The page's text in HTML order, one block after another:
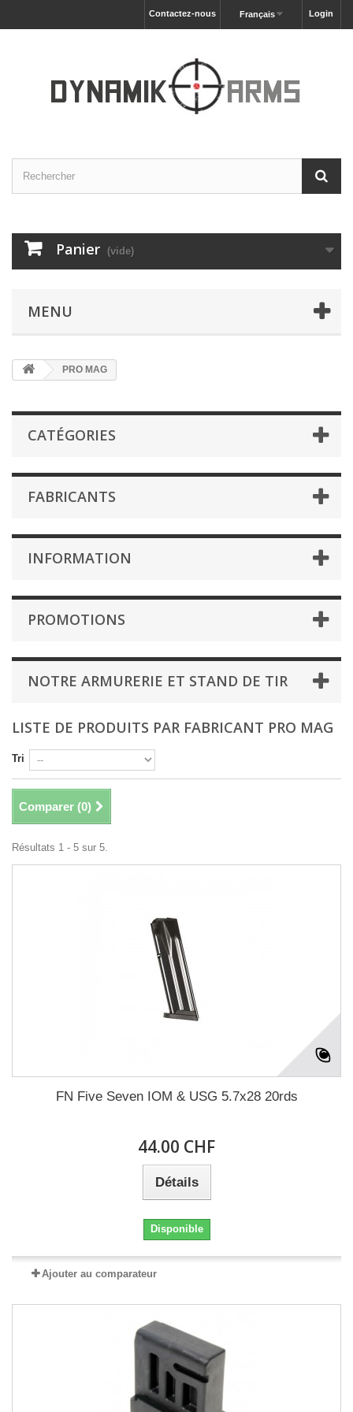
Login
Français
Contactez-nous
Panier (vide)
MENU
PRO MAG
CATÉGORIES
FABRICANTS
INFORMATION
PROMOTIONS
NOTRE ARMURERIE ET STAND DE TIR
LISTE DE PRODUITS PAR FABRICANT PRO MAG
Tri
Comparer (0)
Résultats 1 - 5 sur 5.
FN Five Seven IOM & USG 5.7x28 20rds
44.00 CHF
Détails
Disponible
Ajouter au comparateur